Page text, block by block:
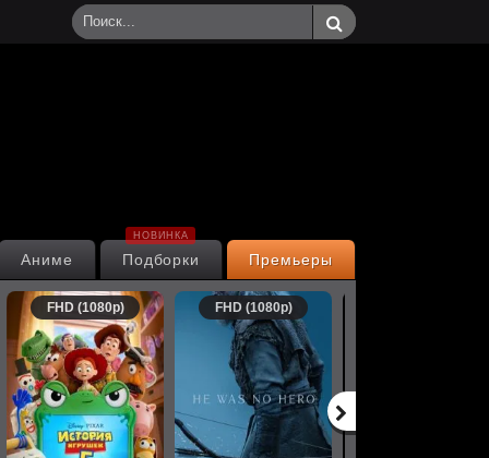
Премьеры
Подборки
НОВИНКА
Аниме
FHD (1080p) FHD (1080p)